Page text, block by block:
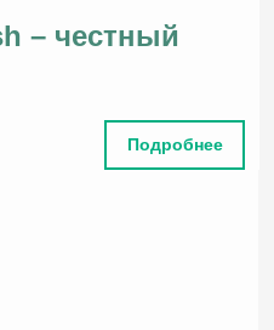
– честный
Подробнее